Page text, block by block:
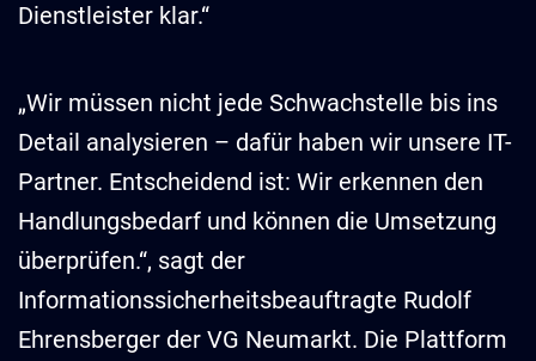
Dienstleister klar.“
„Wir müssen nicht jede Schwachstelle bis ins
Detail analysieren – dafür haben wir unsere IT-
Partner. Entscheidend ist: Wir erkennen den
Handlungsbedarf und können die Umsetzung
überprüfen.“, sagt der
Informationssicherheitsbeauftragte Rudolf
Ehrensberger der VG Neumarkt. Die Plattform